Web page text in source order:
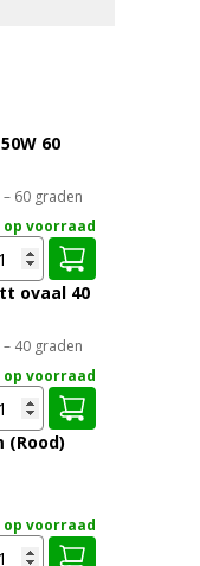
60
60 graden
op voorraad
ovaal 40
40 graden
op voorraad
(Rood)
op voorraad